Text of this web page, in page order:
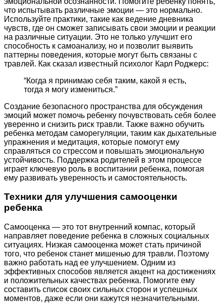
что испытывать различные эмоции — это нормально.
Используйте практики, такие как ведение дневника
чувств, где он сможет записывать свои эмоции и реакции
на различные ситуации. Это не только улучшит его
способность к самоанализу, но и позволит выявить
паттерны поведения, которые могут быть связаны с
травлей. Как сказал известный психолог Карл Роджерс:
“Когда я принимаю себя таким, какой я есть,
тогда я могу измениться.”
Создание безопасного пространства для обсуждения
эмоций может помочь ребенку почувствовать себя более
уверенно и снизить риск травли. Также важно обучить
ребенка методам саморегуляции, таким как дыхательные
упражнения и медитация, которые помогут ему
справляться со стрессом и повышать эмоциональную
устойчивость. Поддержка родителей в этом процессе
играет ключевую роль в воспитании ребенка, помогая
ему развивать уверенность и самостоятельность.
Техники для улучшения самооценки
ребенка
Самооценка — это тот внутренний компас, который
направляет поведение ребенка в сложных социальных
ситуациях. Низкая самооценка может стать причиной
того, что ребенок станет мишенью для травли. Поэтому
важно работать над ее улучшением. Одним из
эффективных способов является акцент на достижениях
и положительных качествах ребенка. Помогите ему
составить список своих сильных сторон и успешных
моментов, даже если они кажутся незначительными.